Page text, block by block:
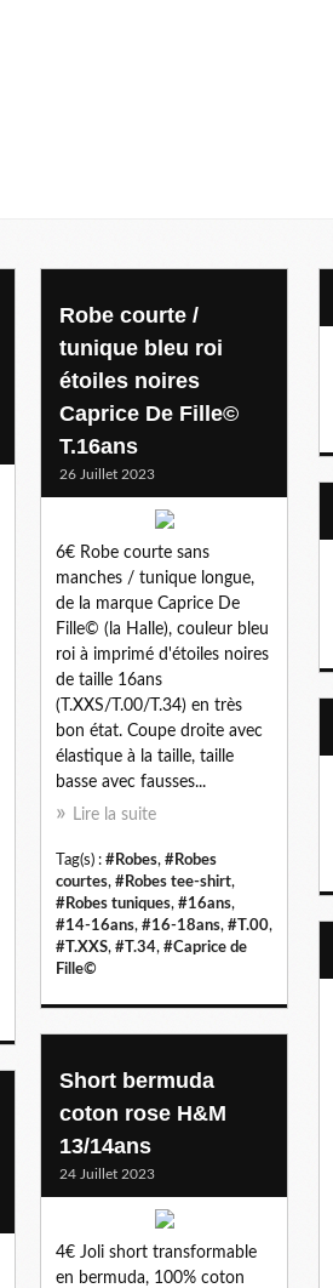
Robe courte /
tunique bleu roi
étoiles noires
Caprice De Fille©
T.16ans
26 Juillet 2023
6€ Robe courte sans
manches / tunique longue,
de la marque Caprice De
Fille© (la Halle), couleur bleu
roi à imprimé d'étoiles noires
de taille 16ans
(T.XXS/T.00/T.34) en très
bon état. Coupe droite avec
élastique à la taille, taille
basse avec fausses...
Lire la suite
Tag(s) : #Robes, #Robes
courtes, #Robes tee-shirt,
#Robes tuniques, #16ans,
#14-16ans, #16-18ans, #T.00,
#T.XXS, #T.34, #Caprice de
Fille©
Short bermuda
coton rose H&M
13/14ans
24 Juillet 2023
4€ Joli short transformable
en bermuda, 100% coton